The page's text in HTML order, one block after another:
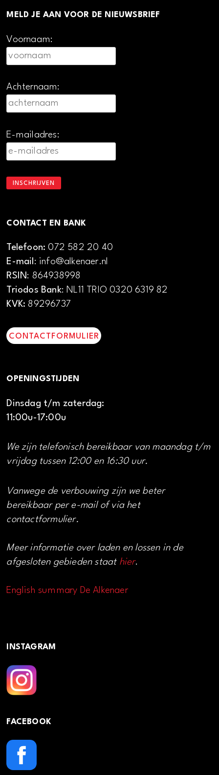
MELD JE AAN VOOR DE NIEUWSBRIEF
Voornaam:
Achternaam:
E-mailadres:
CONTACT EN BANK
Telefoon:072 582 20 40
E-mail: info@alkenaer.nl
RSIN: 864938998
Triodos Bank: NL11 TRIO 0320 6319 82
KVK: 89296737
CONTACTFORMULIER
OPENINGSTIJDEN
Dinsdag t/m zaterdag:
11:00u-17:00u
We zijn telefonisch bereikbaar van maandag t/m
vrijdag tussen 12:00 en 16:30 uur.
Vanwege de verbouwing zijn we beter
bereikbaar per e-mail of via het
contactformulier.
Meer informatie over laden en lossen in de
afgesloten gebieden staat hier.
English summary De Alkenaer
INSTAGRAM
FACEBOOK